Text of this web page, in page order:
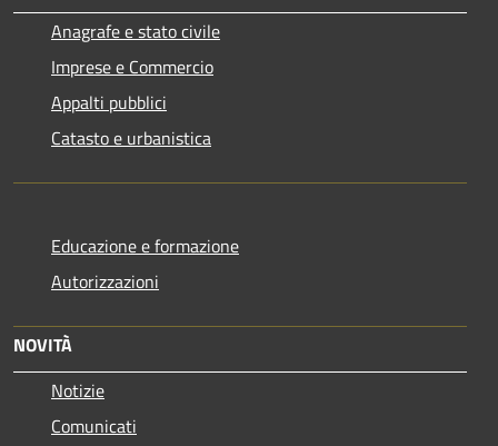
Anagrafe e stato civile
Imprese e Commercio
Appalti pubblici
Catasto e urbanistica
Educazione e formazione
Autorizzazioni
NOVITÀ
Notizie
Comunicati